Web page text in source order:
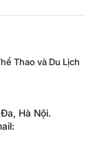
Thao và Du Lịch
Hà Nội.